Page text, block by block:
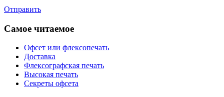
Отправить
Самое читаемое
Офсет или флексопечать
Доставка
Флексографская печать
Высокая печать
Секреты офсета